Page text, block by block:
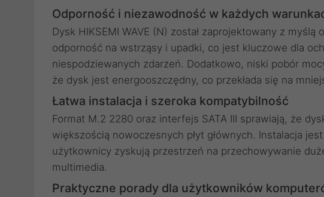
Odporność i niezawodność w każdych
Dysk HIKSEMI WAVE (N) został zaprojektowany z
odporność na wstrząsy i upadki, co jest kluczowe dla
niespodziewanych zdarzeń. Dodatkowo, niski pobór
że dysk jest energooszczędny, co przekłada się na
Łatwa instalacja i szeroka kompatybilność
Format M.2 2280 oraz interfejs SATA III sprawiają, że
większością nowoczesnych płyt głównych. Instalacja
użytkownicy zyskują przestrzeń na przechowywanie
multimedia.
Praktyczne porady dla użytkowników